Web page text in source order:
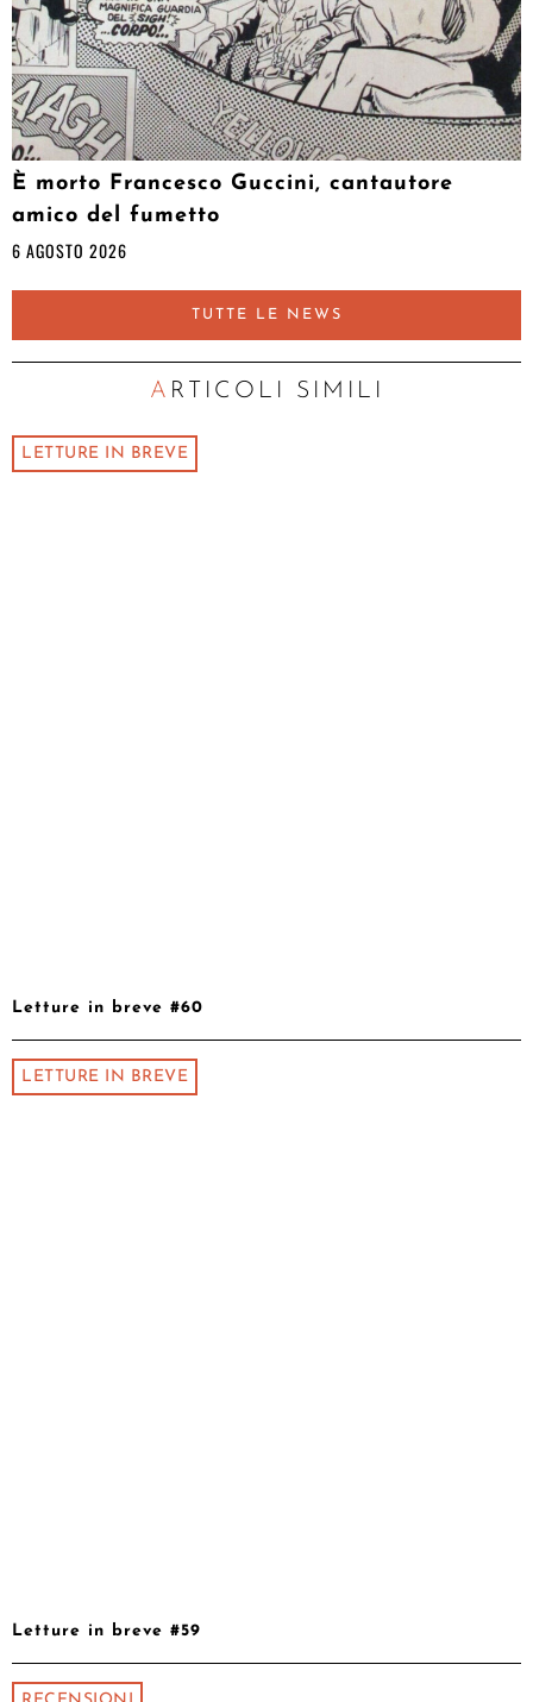
È morto Francesco Guccini, cantautore
amico del fumetto
6 AGOSTO 2026
TUTTE LE NEWS
ARTICOLI SIMILI
LETTURE IN BREVE
Letture in breve #60
LETTURE IN BREVE
Letture in breve #59